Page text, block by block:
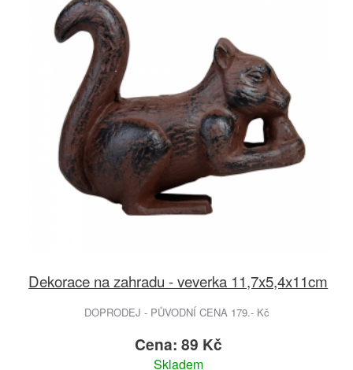
Dekorace na zahradu - veverka 11,7x5,4x11cm
DOPRODEJ - PŮVODNÍ CENA 179.- Kč
Cena: 89 Kč
Skladem